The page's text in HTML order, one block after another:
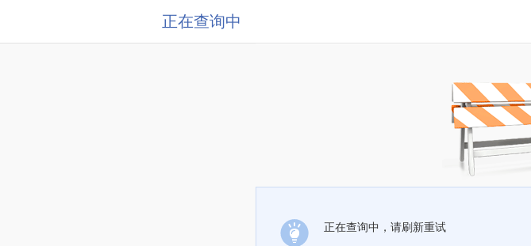
正在查询中
正在查询中，请刷新重试